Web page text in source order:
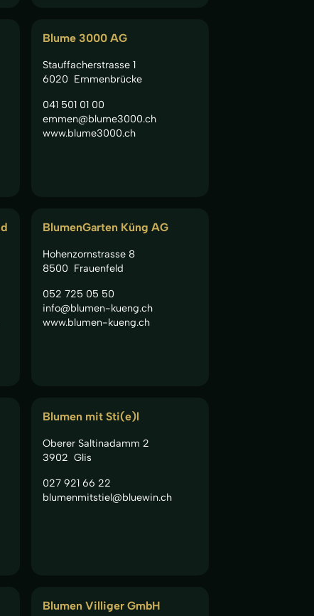
Blume 3000 AG
Stauffacherstrasse 1
6020 Emmenbrücke
041 501 01 00
emmen@blume3000.ch
www.blume3000.ch
BlumenGarten Küng AG
Hohenzornstrasse 8
8500 Frauenfeld
052 725 05 50
info@blumen-kueng.ch
www.blumen-kueng.ch
Blumen mit Sti(e)l
Oberer Saltinadamm 2
3902 Glis
027 921 66 22
blumenmitstiel@bluewin.ch
Blumen Villiger GmbH